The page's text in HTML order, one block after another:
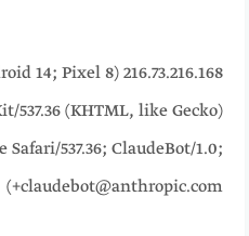
Android 14; Pixel 8)
537.36 (KHTML, like Gecko)
537.36; ClaudeBot/1.0;
+claudebot@anthropic.com)